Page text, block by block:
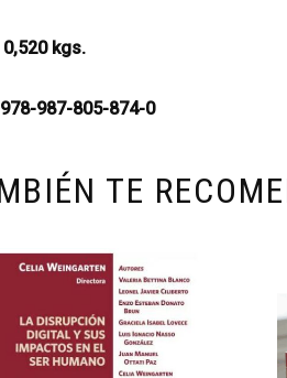
kgs.
978-987-805-874-0
TE